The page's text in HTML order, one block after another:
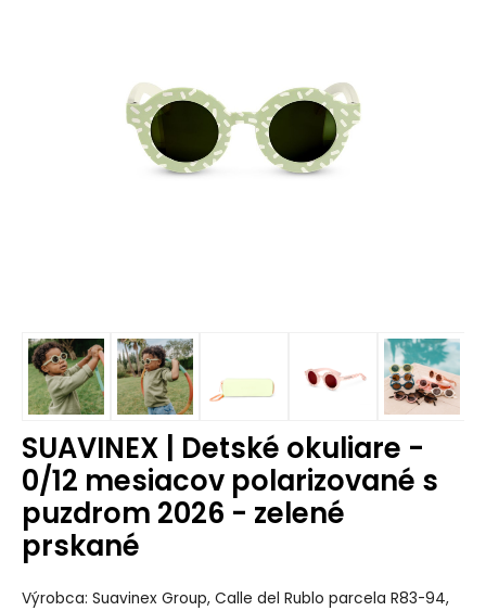
SUAVINEX | Detské okuliare -
0/12 mesiacov polarizované s
puzdrom 2026 - zelené
prskané
Výrobca: Suavinex Group, Calle del Rublo parcela R83-94,